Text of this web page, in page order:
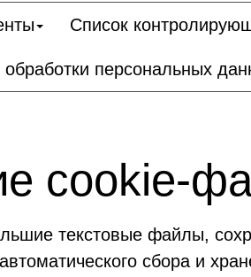
Список
персональных
сookie-
текстовые файлы,
сбора и